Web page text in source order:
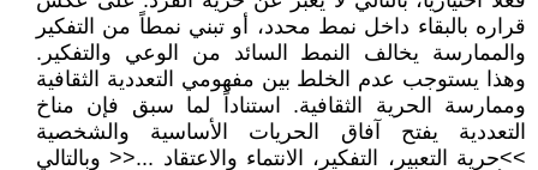
قراره بالبقاء داخل نمط محدد، أو تبني نمطاً من التفكير
والممارسة يخالف النمط السائد من الوعي والتفكير.
وهذا يستوجب عدم الخلط بين مفهومي التعددية الثقافية
وممارسة الحرية الثقافية. استناداً لما سبق فإن مناخ
التعددية يفتح آفاق الحريات الأساسية والشخصية
>>حرية التعبير، التفكير، الانتماء والاعتقاد ...<< وبالتالي